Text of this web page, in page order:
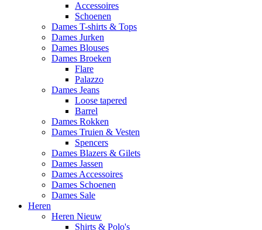
Accessoires
Schoenen
Dames T-shirts & Tops
Dames Jurken
Dames Blouses
Dames Broeken
Flare
Palazzo
Dames Jeans
Loose tapered
Barrel
Dames Rokken
Dames Truien & Vesten
Spencers
Dames Blazers & Gilets
Dames Jassen
Dames Accessoires
Dames Schoenen
Dames Sale
Heren
Heren Nieuw
Shirts & Polo's